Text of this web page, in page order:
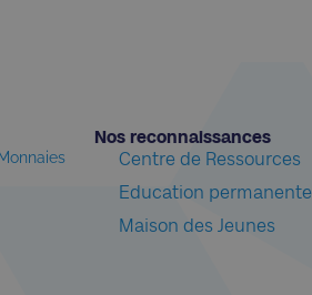
Nos reconnaissances​
Centre de Ressources
Education permanente
Maison des Jeunes